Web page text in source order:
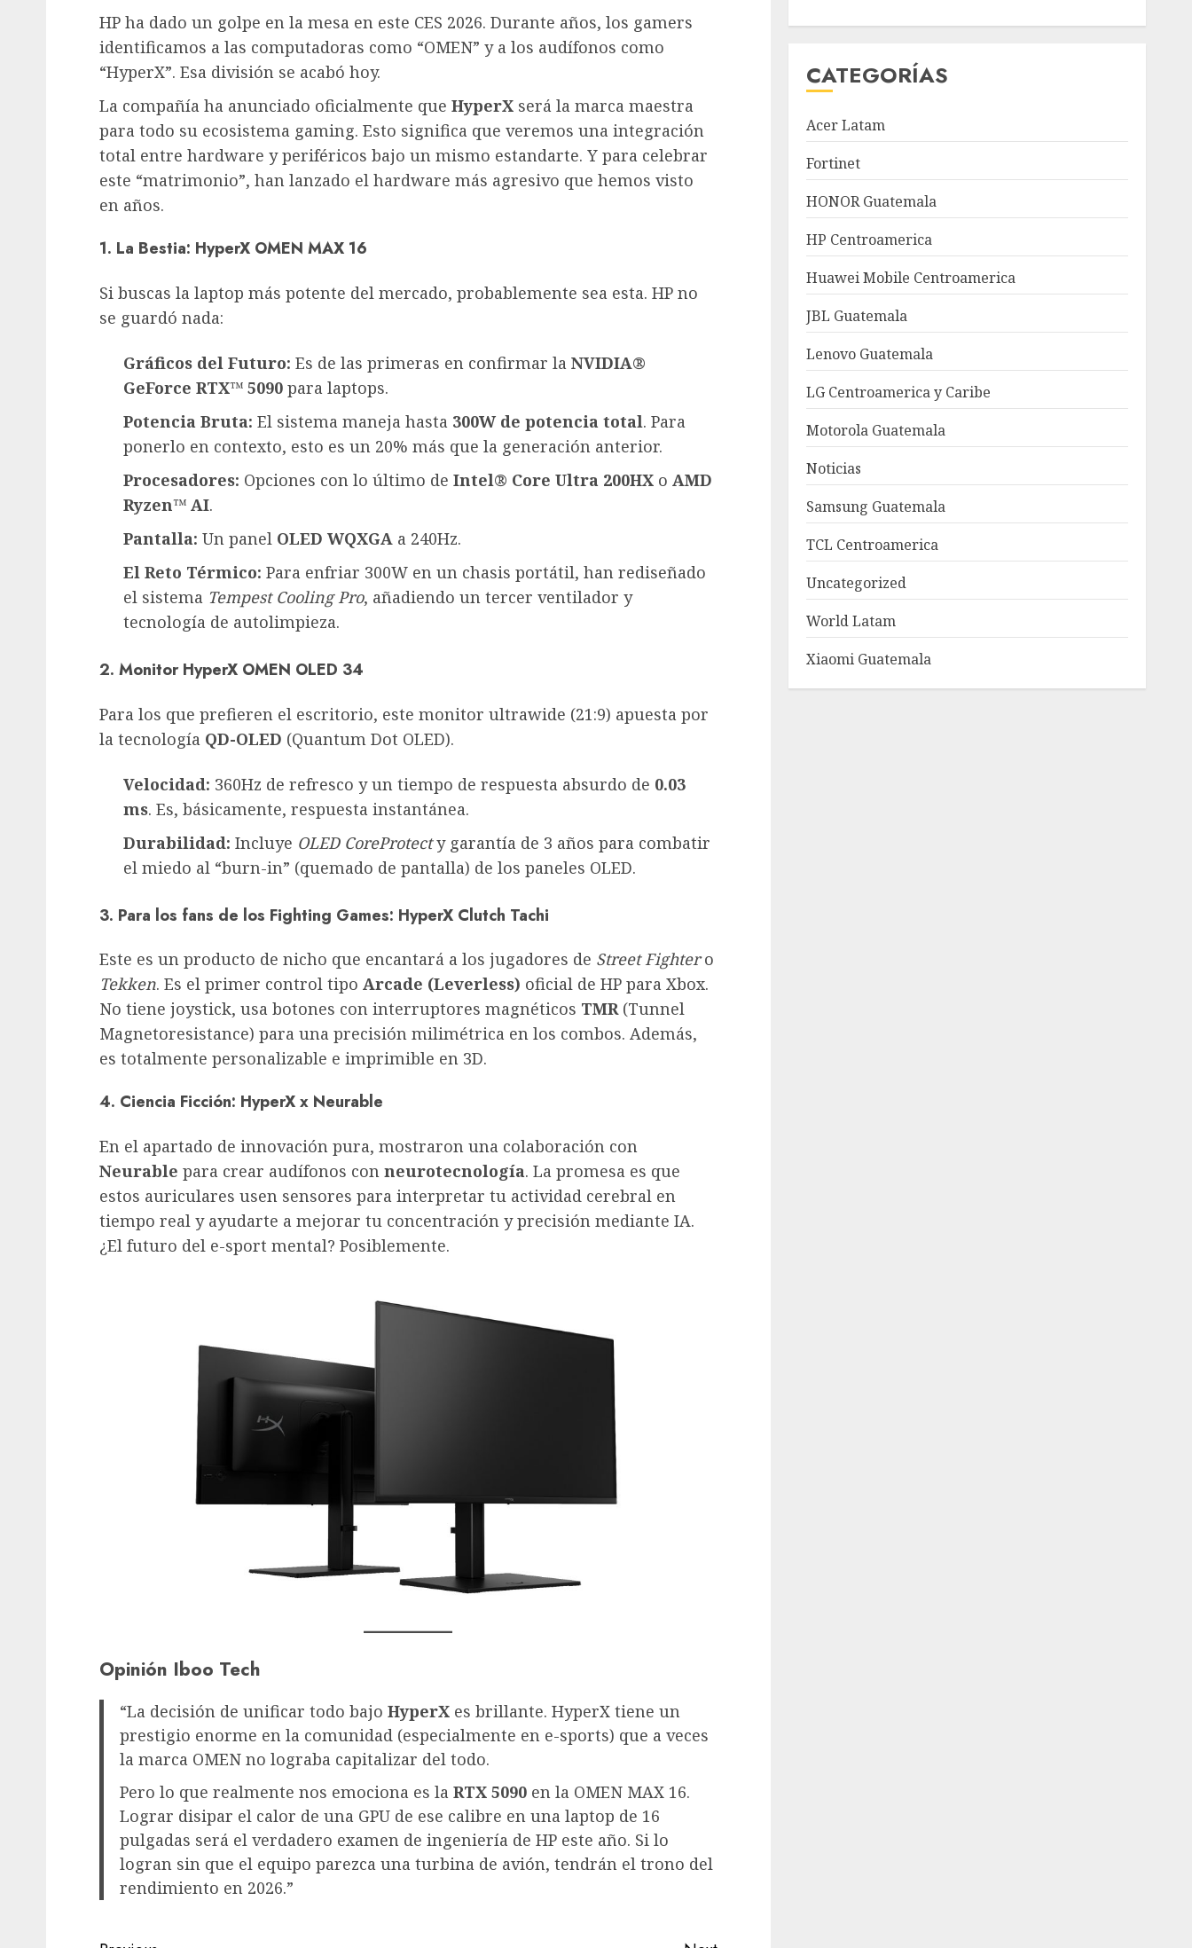
HP ha dado un golpe en la mesa en este CES 2026. Durante años, los gamers
identificamos a las computadoras como “OMEN” y a los audífonos como
“HyperX”. Esa división se acabó hoy.
La compañía ha anunciado oficialmente que HyperX será la marca maestra
para todo su ecosistema gaming. Esto significa que veremos una integración
total entre hardware y periféricos bajo un mismo estandarte. Y para celebrar
este “matrimonio”, han lanzado el hardware más agresivo que hemos visto
en años.
1. La Bestia: HyperX OMEN MAX 16
Si buscas la laptop más potente del mercado, probablemente sea esta. HP no
se guardó nada:
Gráficos del Futuro: Es de las primeras en confirmar la NVIDIA®
GeForce RTX™ 5090 para laptops.
Potencia Bruta: El sistema maneja hasta 300W de potencia total. Para
ponerlo en contexto, esto es un 20% más que la generación anterior.
Procesadores: Opciones con lo último de Intel® Core Ultra 200HX o AMD
Ryzen™ AI.
Pantalla: Un panel OLED WQXGA a 240Hz.
El Reto Térmico: Para enfriar 300W en un chasis portátil, han rediseñado
el sistema Tempest Cooling Pro, añadiendo un tercer ventilador y
tecnología de autolimpieza.
2. Monitor HyperX OMEN OLED 34
Para los que prefieren el escritorio, este monitor ultrawide (21:9) apuesta por
la tecnología QD-OLED (Quantum Dot OLED).
Velocidad: 360Hz de refresco y un tiempo de respuesta absurdo de 0.03
ms. Es, básicamente, respuesta instantánea.
Durabilidad: Incluye OLED CoreProtecty garantía de 3 años para combatir
el miedo al “burn-in” (quemado de pantalla) de los paneles OLED.
3. Para los fans de los Fighting Games: HyperX Clutch Tachi
Este es un producto de nicho que encantará a los jugadores de Street Fightero
Tekken. Es el primer control tipo Arcade (Leverless) oficial de HP para Xbox.
No tiene joystick, usa botones con interruptores magnéticos TMR(Tunnel
Magnetoresistance) para una precisión milimétrica en los combos. Además,
es totalmente personalizable e imprimible en 3D.
4. Ciencia Ficción: HyperX x Neurable
En el apartado de innovación pura, mostraron una colaboración con
Neurable para crear audífonos con neurotecnología. La promesa es que
estos auriculares usen sensores para interpretar tu actividad cerebral en
tiempo real y ayudarte a mejorar tu concentración y precisión mediante IA.
¿El futuro del e-sport mental? Posiblemente.
Opinión Iboo Tech
“La decisión de unificar todo bajo HyperXes brillante. HyperX tiene un
prestigio enorme en la comunidad (especialmente en e-sports) que a veces
la marca OMEN no lograba capitalizar del todo.
Pero lo que realmente nos emociona es la RTX 5090en la OMEN MAX 16.
Lograr disipar el calor de una GPU de ese calibre en una laptop de 16
pulgadas será el verdadero examen de ingeniería de HP este año. Si lo
logran sin que el equipo parezca una turbina de avión, tendrán el trono del
rendimiento en 2026.”
CATEGORÍAS
Acer Latam
Fortinet
HONOR Guatemala
HP Centroamerica
Huawei Mobile Centroamerica
JBL Guatemala
Lenovo Guatemala
LG Centroamerica y Caribe
Motorola Guatemala
Noticias
Samsung Guatemala
TCL Centroamerica
Uncategorized
World Latam
Xiaomi Guatemala